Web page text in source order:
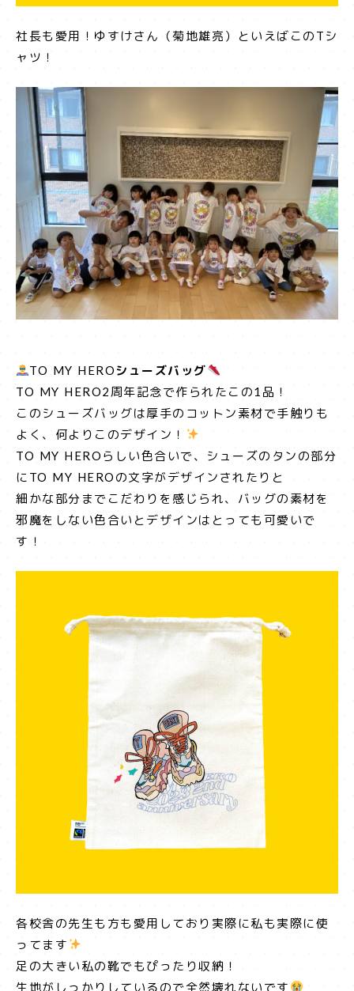
社長も愛用！ゆすけさん（菊地雄亮）といえばこのTシ
ャツ！
TO MY HERO シューズバッグ
TO MY HERO2周年記念で作られたこの1品！
このシューズバッグは厚手のコットン素材で手触りも
よく、何よりこのデザイン！
TO MY HEROらしい色合いで、シューズのタンの部分
にTO MY HEROの文字がデザインされたりと
細かな部分までこだわりを感じられ、バッグの素材を
邪魔をしない色合いとデザインはとっても可愛いで
す！
各校舎の先生も方も愛用しており実際に私も実際に使
ってます
足の大きい私の靴でもぴったり収納！
生地がしっかりしているので全然壊れないです